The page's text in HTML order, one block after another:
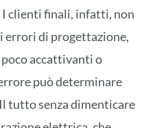
I clienti finali, infatti, non
errori di progettazione,
accattivanti o
può determinare
tutto senza dimenticare